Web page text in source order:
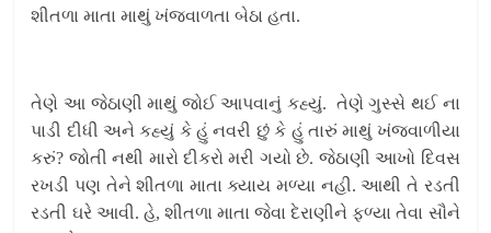
શીતળા માતા માથું ખંજવાળતા બેઠા હતા.
તેણે આ જેઠાણી માથું જોઈ આપવાનું કહ્યું. તેણે ગુસ્સે થઈ ના
પાડી દીધી અને કહ્યું કે હું નવરી છું કે હું તારું માથું ખંજવાળીયા
કરું? જોતી નથી મારો દીકરો મરી ગયો છે. જેઠાણી આખો દિવસ
રખડી પણ તેને શીતળા માતા ક્યાય મળ્યા નહી. આથી તે રડતી
રડતી ઘરે આવી. હે, શીતળા માતા જેવા દેરાણીને ફળ્યા તેવા સૌને